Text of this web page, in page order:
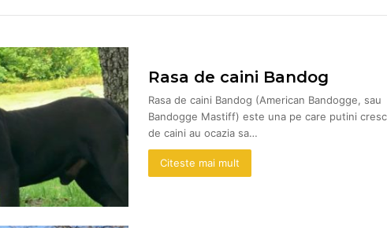
Rasa de caini Bandog
Rasa de caini Bandog (American Bandogge, sau
Bandogge Mastiff) este una pe care putini
de caini au ocazia sa…
Citeste mai mult